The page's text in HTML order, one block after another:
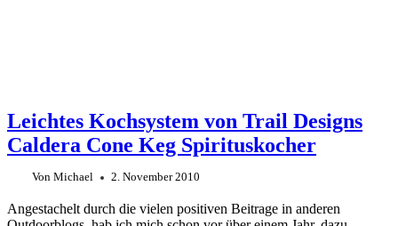
Leichtes Kochsystem von Trail Designs
Caldera Cone Keg Spirituskocher
Von Michael 2. November 2010
Angestachelt durch die vielen positiven Beitrage in anderen